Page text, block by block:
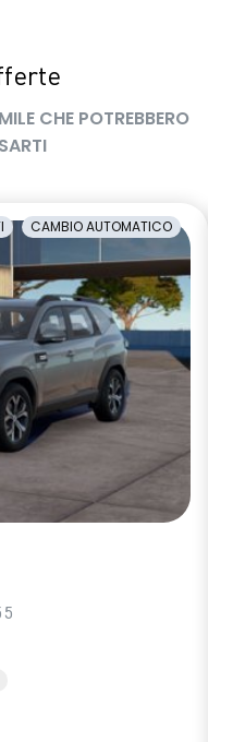
tessuto nero titanio con
pneumatici indiretto
attiva
con Google integrato
CHE POTREBBERO
CAMBIO AUTOMATICO